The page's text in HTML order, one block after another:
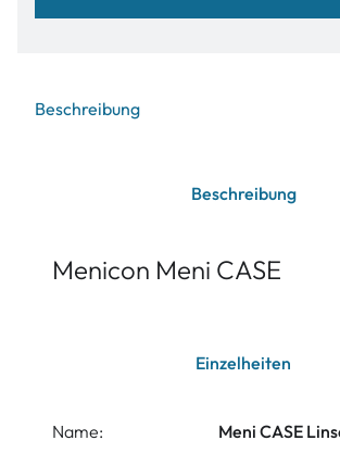
Beschreibung
Beschreibung
Menicon Meni CASE
Einzelheiten
Name:
Meni CASE